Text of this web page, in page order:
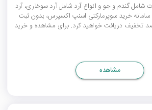
شامل گندم و جو و انواع آرد شامل آرد سوخاری، آرد
سامانه خرید سوپرمارکتی اسنپ اکسپرس، بدون ثبت
درصد تخفیف دریافت خواهید کرد. برای مشاهده و خرید
مشاهده